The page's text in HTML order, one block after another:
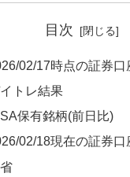
目次
02/17時点の証券口
トレ結果
保有銘柄(前日比)
02/18現在の証券口